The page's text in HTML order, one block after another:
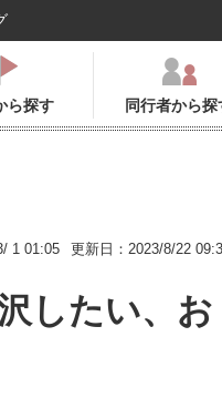
ら探す 同行者から探
1 01:05 更新日：2023/8/22
したい、お